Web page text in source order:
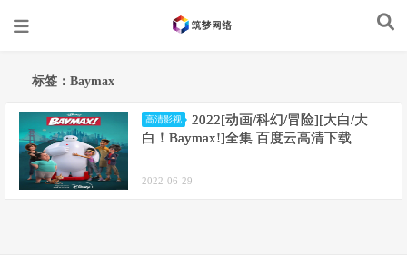
标签：Baymax
高清影视
2022[动画/科幻/冒险][大白/大
白！Baymax!]全集 百度云高清下载
2022-06-29